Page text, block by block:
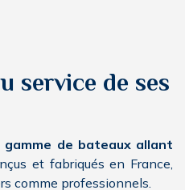
service de ses
gamme de bateaux allant
et fabriqués en France,
comme professionnels.